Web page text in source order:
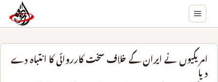
امریکیوں نے ایران کے خلاف سخت کارروائی کا انتباہ دے
دیا